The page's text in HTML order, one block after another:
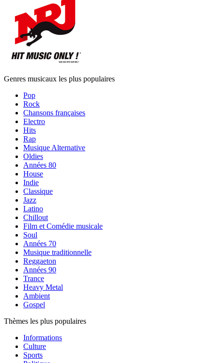
Genres musicaux les plus populaires
Pop
Rock
Chansons françaises
Electro
Hits
Rap
Musique Alternative
Oldies
Années 80
House
Indie
Classique
Jazz
Latino
Chillout
Film et Comédie musicale
Soul
Années 70
Musique traditionnelle
Reggaeton
Années 90
Trance
Heavy Metal
Ambient
Gospel
Thèmes les plus populaires
Informations
Culture
Sports